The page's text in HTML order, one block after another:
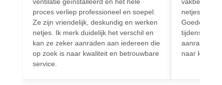
proces verliep professioneel en soepel.
Ze zijn vriendelijk, deskundig en werken
netjes. Ik merk duidelijk het verschil en
kan ze zeker aanraden aan iedereen die
op zoek is naar kwaliteit en betrouwbare
service.
netjes en
Goede
tijdens het
aanrader
naar